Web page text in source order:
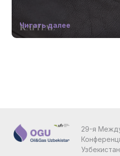
Читать далее
29-я